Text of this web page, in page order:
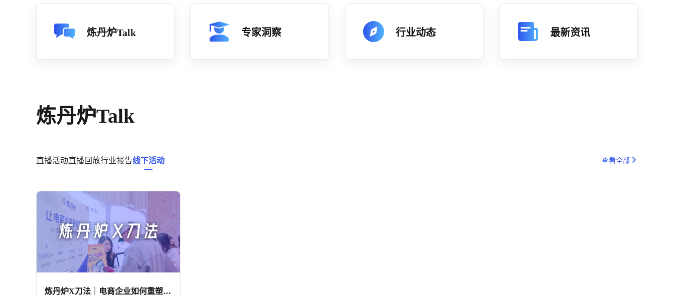
炼丹炉Talk 专家洞察 行业动态 最新资讯
炼丹炉Talk
直播活动直播回放行业报告线下活动 查看全部
炼丹炉X刀法｜电商企业如何重塑人货场，构筑数字化护城河？-杭州知衣科技